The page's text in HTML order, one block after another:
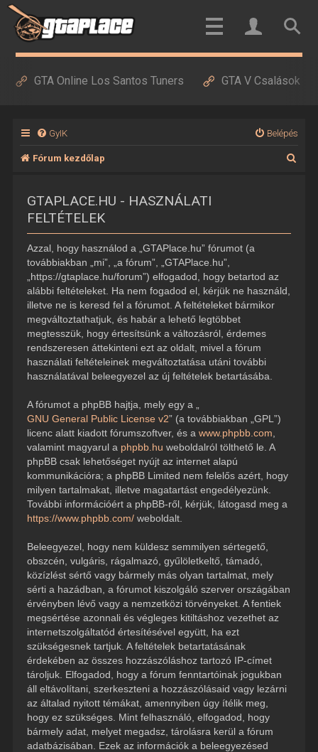
GTA Online Los Santos Tuners GTA V Csalások
GyIK Belépés
Fórum kezdőlap
GTAPLACE.HU - HASZNÁLATI
FELTÉTELEK
Azzal, hogy használod a „GTAPlace.hu” fórumot (a
továbbiakban „mi”, „a fórum”, „GTAPlace.hu”,
„https://gtaplace.hu/forum”) elfogadod, hogy betartod az
alábbi feltételeket. Ha nem fogadod el, kérjük ne használd,
illetve ne is keresd fel a fórumot. A feltételeket bármikor
megváltoztathatjuk, és habár a lehető legtöbbet
megtesszük, hogy értesítsünk a változásról, érdemes
rendszeresen áttekinteni ezt az oldalt, mivel a fórum
használati feltételeinek megváltoztatása utáni további
használatával beleegyezel az új feltételek betartásába.
A fórumot a phpBB hajtja, mely egy a „
GNU General Public License v2” (a továbbiakban „GPL”)
licenc alatt kiadott fórumszoftver, és a www.phpbb.com
valamint magyarul a phpbb.hu weboldalról tölthető le. A
phpBB csak lehetőséget nyújt az internet alapú
kommunikációra; a phpBB Limited nem felelős azért, hogy
milyen tartalmakat, illetve magatartást engedélyezünk.
További információért a phpBB-ről, kérjük, látogasd meg a
https://www.phpbb.com/weboldalt.
Beleegyezel, hogy nem küldesz semmilyen sértegető,
obszcén, vulgáris, rágalmazó, gyűlöletkeltő, támadó,
közízlést sértő vagy bármely más olyan tartalmat, mely
sérti a hazádban, a fórumot kiszolgáló szerver országában
érvényben lévő vagy a nemzetközi törvényeket. A fentiek
megsértése azonnali és végleges kitiltáshoz vezethet az
internetszolgáltatód értesítésével együtt, ha ezt
szükségesnek tartjuk. A feltételek betartatásának
érdekében az összes hozzászóláshoz tartozó IP-címet
tároljuk. Elfogadod, hogy a fórum fenntartóinak jogukban
áll eltávolítani, szerkeszteni a hozzászólásaid vagy lezárni
az általad nyitott témákat, amennyiben úgy ítélik meg,
hogy ez szükséges. Mint felhasználó, elfogadod, hogy
bármely adat, melyet megadsz, tárolásra kerül a fórum
adatbázisában. Ezek az információk a beleegyezésed